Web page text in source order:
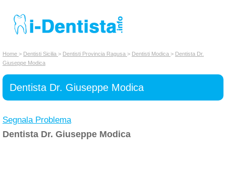
INSERISCI DENTISTA
Chi siamo
Home > Dentisti Sicilia > Dentisti Provincia Ragusa > Dentisti Modica > Dentista Dr.
Giuseppe Modica
Dentista Dr. Giuseppe Modica
Segnala Problema
Dentista Dr. Giuseppe Modica